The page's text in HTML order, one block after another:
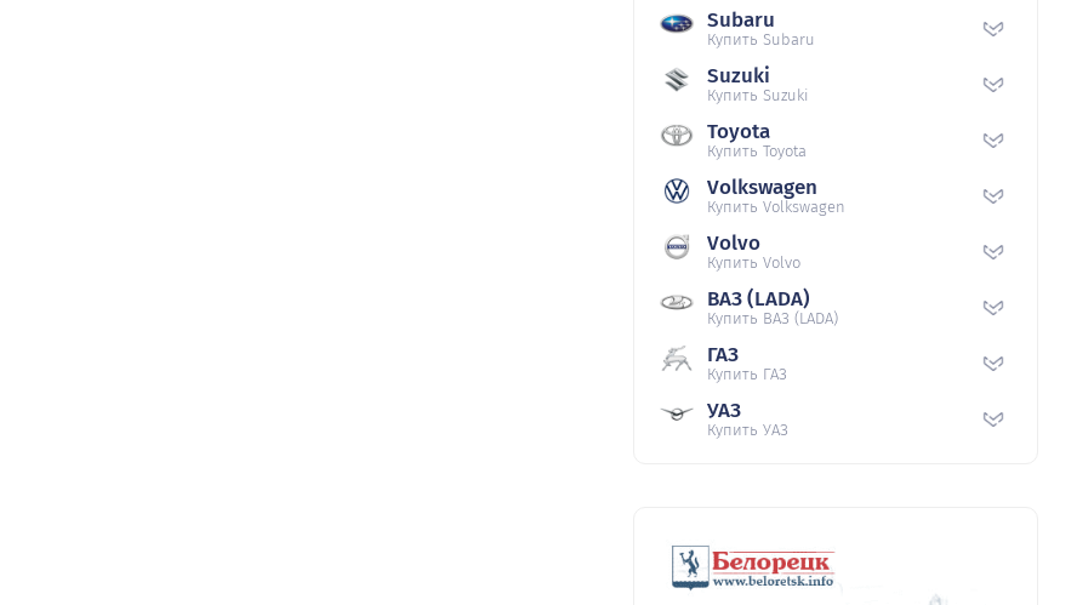
Subaru
Купить Subaru
Suzuki
Купить Suzuki
Toyota
Купить Toyota
Volkswagen
Купить Volkswagen
Volvo
Купить Volvo
ВАЗ (LADA)
Купить ВАЗ (LADA)
ГАЗ
Купить ГАЗ
УАЗ
Купить УАЗ